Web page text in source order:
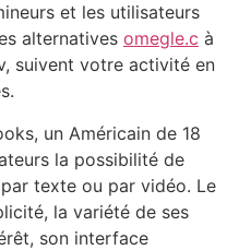
et les utilisateurs
alternatives omegle.c à
suivent votre activité en
un Américain de 18
la possibilité de
texte ou par vidéo. Le
la variété de ses
son interface